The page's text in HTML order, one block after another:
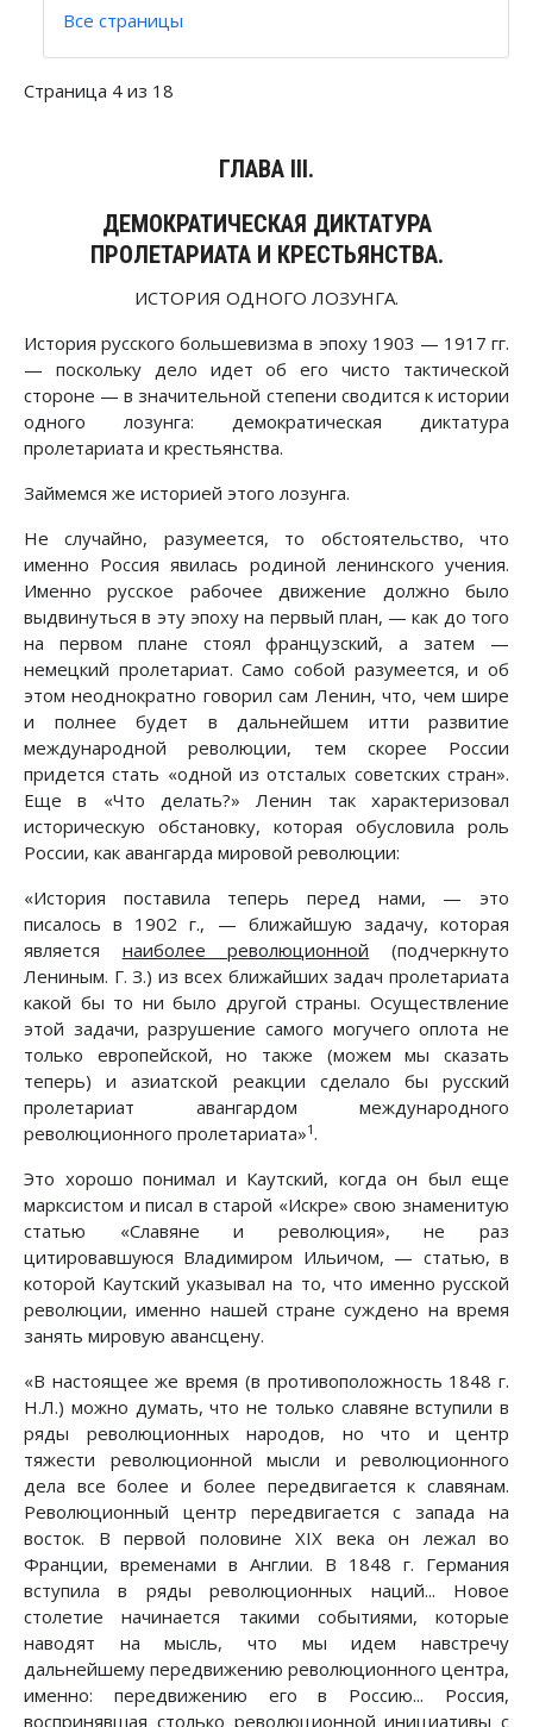
Все страницы
Страница 4 из 18
ГЛАВА III.
ДЕМОКРАТИЧЕСКАЯ ДИКТАТУРА
ПРОЛЕТАРИАТА И КРЕСТЬЯНСТВА.
ИСТОРИЯ ОДНОГО ЛОЗУНГА.
История русского большевизма в эпоху 1903 — 1917 гг.
— поскольку дело идет об его чисто тактической
стороне — в значительной степени сводится к истории
одного лозунга: демократическая диктатура
пролетариата и крестьянства.
Займемся же историей этого лозунга.
Не случайно, разумеется, то обстоятельство, что
именно Россия явилась родиной ленинского учения.
Именно русское рабочее движение должно было
выдвинуться в эту эпоху на первый план, — как до того
на первом плане стоял французский, а затем —
немецкий пролетариат. Само собой разумеется, и об
этом неоднократно говорил сам Ленин, что, чем шире
и полнее будет в дальнейшем итти развитие
международной революции, тем скорее России
придется стать «одной из отсталых советских стран».
Еще в «Что делать?» Ленин так характеризовал
историческую обстановку, которая обусловила роль
России, как авангарда мировой революции:
«История поставила теперь перед нами, — это
писалось в 1902 г., — ближайшую задачу, которая
является наиболее революционной (подчеркнуто
Лениным. Г. З.) из всех ближайших задач пролетариата
какой бы то ни было другой страны. Осуществление
этой задачи, разрушение самого могучего оплота не
только европейской, но также (можем мы сказать
теперь) и азиатской реакции сделало бы русский
пролетариат авангардом международного
революционного пролетариата»1.
Это хорошо понимал и Каутский, когда он был еще
марксистом и писал в старой «Искре» свою знаменитую
статью «Славяне и революция», не раз
цитировавшуюся Владимиром Ильичом, — статью, в
которой Каутский указывал на то, что именно русской
революции, именно нашей стране суждено на время
занять мировую авансцену.
«В настоящее же время (в противоположность 1848 г.
Н.Л.) можно думать, что не только славяне вступили в
ряды революционных народов, но что и центр
тяжести революционной мысли и революционного
дела все более и более передвигается к славянам.
Революционный центр передвигается с запада на
восток. В первой половине XIX века он лежал во
Франции, временами в Англии. В 1848 г. Германия
вступила в ряды революционных наций... Новое
столетие начинается такими событиями, которые
наводят на мысль, что мы идем навстречу
дальнейшему передвижению революционного центра,
именно: передвижению его в Россию... Россия,
воспринявшая столько революционной инициативы с